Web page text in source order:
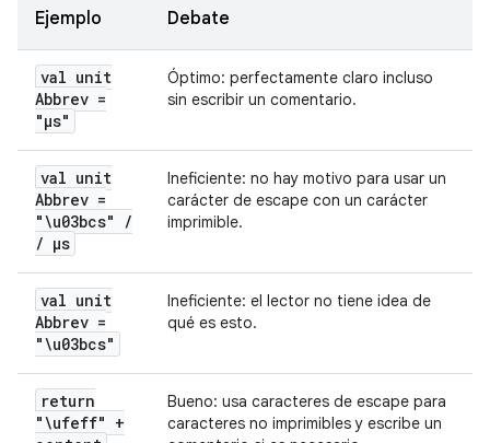
Ejemplo Debate
val unit
Abbrev =
"μs"
Óptimo: perfectamente claro incluso
sin escribir un comentario.
val unit
Abbrev =
"\u03bcs"
/
/ μs
Ineficiente: no hay motivo para usar un
carácter de escape con un carácter
imprimible.
val unit
Abbrev =
"\u03bcs"
Ineficiente: el lector no tiene idea de
qué es esto.
return
"\ufeff" +
Bueno: usa caracteres de escape para
caracteres no imprimibles y escribe un